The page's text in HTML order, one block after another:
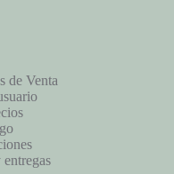
de Venta